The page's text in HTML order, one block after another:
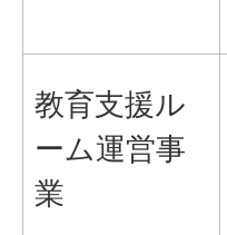
教育支援ル
ーム運営事
業